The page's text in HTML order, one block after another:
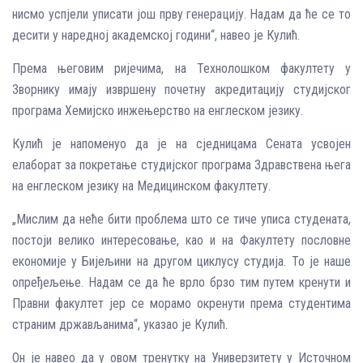
нисмо успјели уписати још прву генерацију. Надам да ће се то
десити у наредној академској години“, навео је Кулић.
Према његовим ријечима, на Технолошком факултету у
Зворнику имају извршену почетну акредитацију студијског
програма Хемијско инжењерство на енглеском језику.
Кулић је напоменуо да је на сједницама Сената усвојен
елаборат за покретање студијског програма Здравствена њега
на енглеском језику на Медицинском факултету.
„Мислим да неће бити проблема што се тиче уписа студената,
постоји велико интересовање, као и на Факултету пословне
економије у Бијељини на другом циклусу студија. То је наше
опређељење. Надам се да ће врло брзо тим путем кренути и
Правни факултет јер се морамо окренути према студентима
страним држављанима“, указао је Кулић.
Он је навео да у овом тренутку на Универзитету у Источном